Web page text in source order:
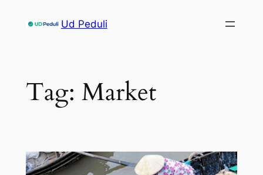
Ud Peduli
Tag: Market